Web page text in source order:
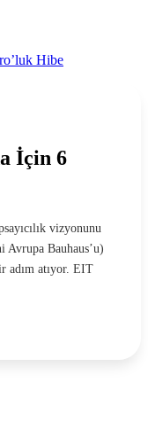
Hibe
İçin 6
vizyonunu
Avrupa Bauhaus’u)
adım atıyor. EIT